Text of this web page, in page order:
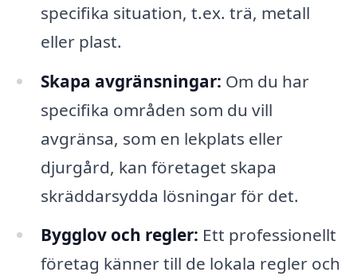
specifika situation, t.ex. trä, metall
eller plast.
Skapa avgränsningar: Om du har
specifika områden som du vill
avgränsa, som en lekplats eller
djurgård, kan företaget skapa
skräddarsydda lösningar för det.
Bygglov och regler: Ett professionellt
företag känner till de lokala regler och